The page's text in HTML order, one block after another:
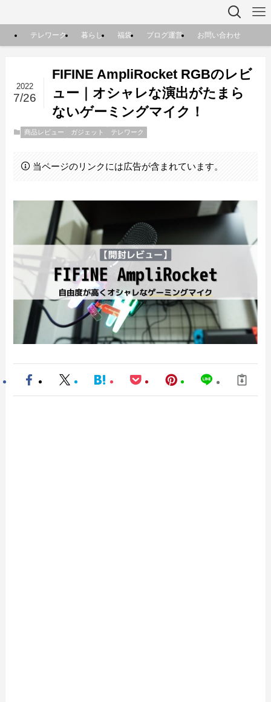
テレワーク 暮らし 福袋 ブログ運営 お問い合わせ
FIFINE AmpliRocket RGBのレビ
ュー｜オシャレな演出がたまら
ないゲーミングマイク！
2022
7/26
商品レビュー ガジェット テレワーク
当ページのリンクには広告が含まれています。